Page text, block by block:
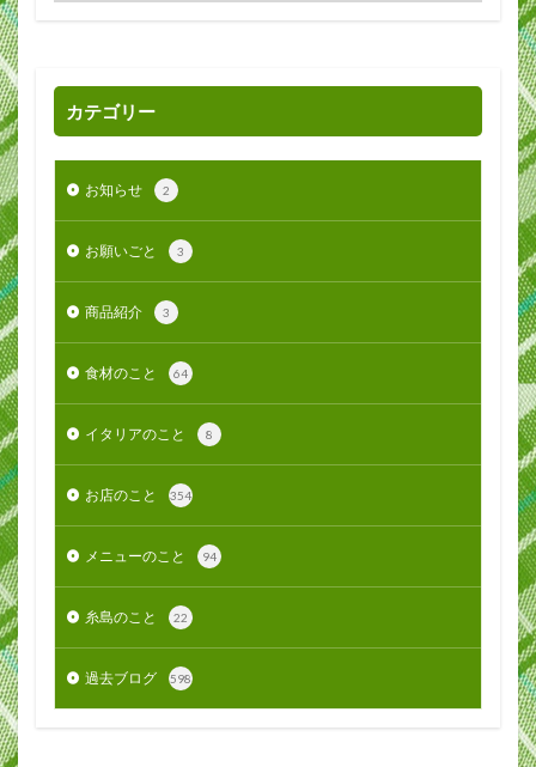
カテゴリー
お知らせ 2
お願いごと 3
商品紹介 3
食材のこと 64
イタリアのこと 8
お店のこと 354
メニューのこと 94
糸島のこと 22
過去ブログ 598